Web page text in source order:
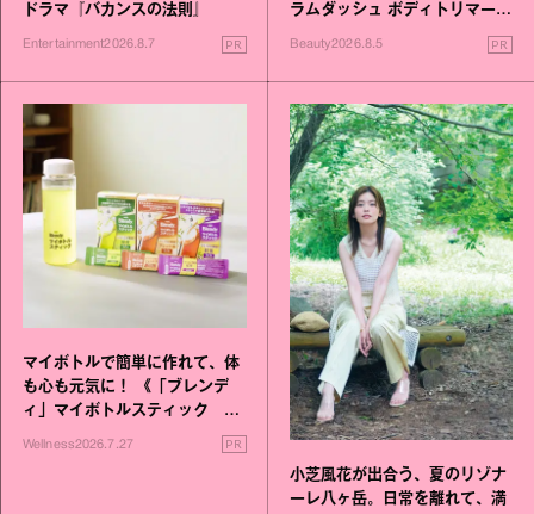
ドラマ『バカンスの法則』
Entertainment2026.8.7 PR
ラムダッシュ ボディトリマーが
Beauty2026.8.5 PR
マイボトルで簡単に作れて、体
も心も元気に！ 《「ブレンデ
ィ」マイボトルスティック い
いこと毎日》シリーズが誕生
Wellness2026.7.27 PR
小芝風花が出合う、夏のリゾナ
ーレ八ヶ岳。日常を離れて、満